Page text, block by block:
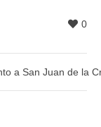
0
a San Juan de la